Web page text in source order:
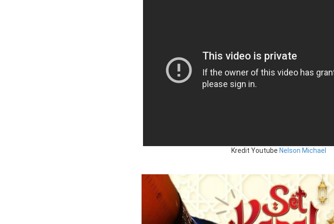
Kredit Youtube Nelson Michael